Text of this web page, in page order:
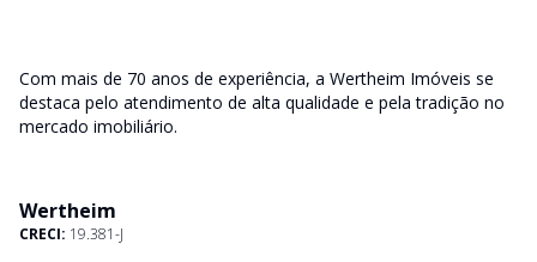
Com mais de 70 anos de experiência, a Wertheim Imóveis se
destaca pelo atendimento de alta qualidade e pela tradição no
mercado imobiliário.
Wertheim
CRECI: 19.381-J